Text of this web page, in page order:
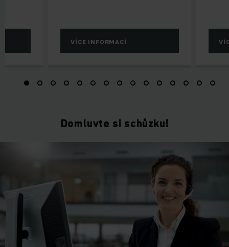
VÍCE INFORMACÍ
Domluvte si schůzku!